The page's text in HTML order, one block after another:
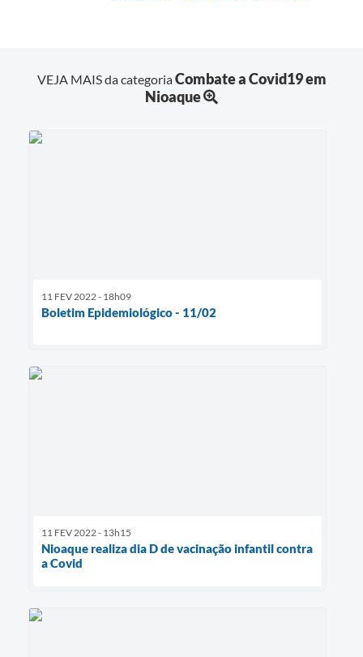
VEJA MAIS da categoriaCombate a Covid19 em
Nioaque
11 FEV 2022 - 18h09
Boletim Epidemiológico - 11/02
11 FEV 2022 - 13h15
Nioaque realiza dia D de vacinação infantil contra
a Covid